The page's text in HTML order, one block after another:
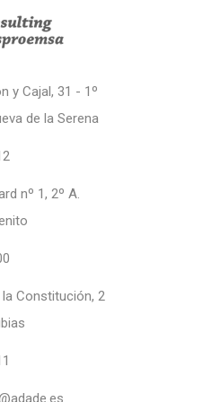
y Cajal, 31 - 1º
de la Serena
nº 1, 2º A.
Constitución, 2